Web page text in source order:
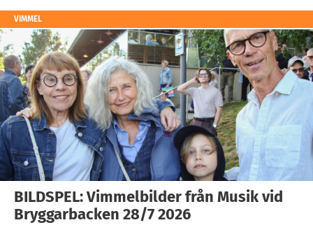
VIMMEL
BILDSPEL: Vimmelbilder från Musik vid
Bryggarbacken 28/7 2026